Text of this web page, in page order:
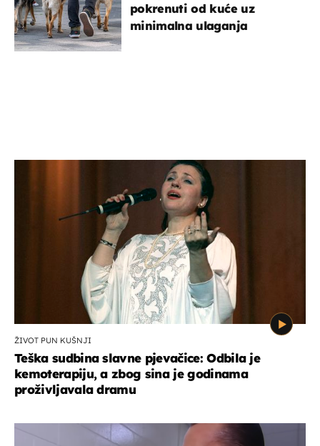
pokrenuti od kuće uz
minimalna ulaganja
ŽIVOT PUN KUŠNJI
Teška sudbina slavne pjevačice: Odbila je
kemoterapiju, a zbog sina je godinama
proživljavala dramu